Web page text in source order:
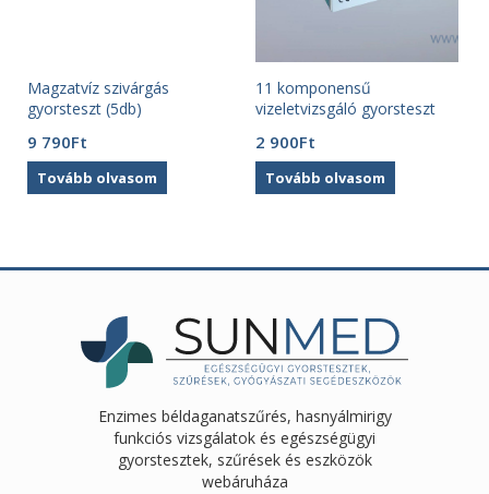
Magzatvíz szivárgás
gyorsteszt (5db)
9 790Ft
Tovább olvasom
11 komponensű
vizeletvizsgáló gyorsteszt
2 900Ft
Tovább olvasom
Enzimes béldaganatszűrés, hasnyálmirigy
funkciós vizsgálatok és egészségügyi
gyorstesztek, szűrések és eszközök
webáruháza